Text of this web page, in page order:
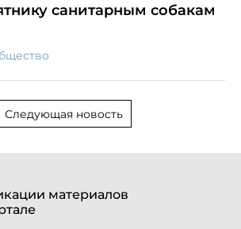
санитарным собакам
Следующая новость
материалов